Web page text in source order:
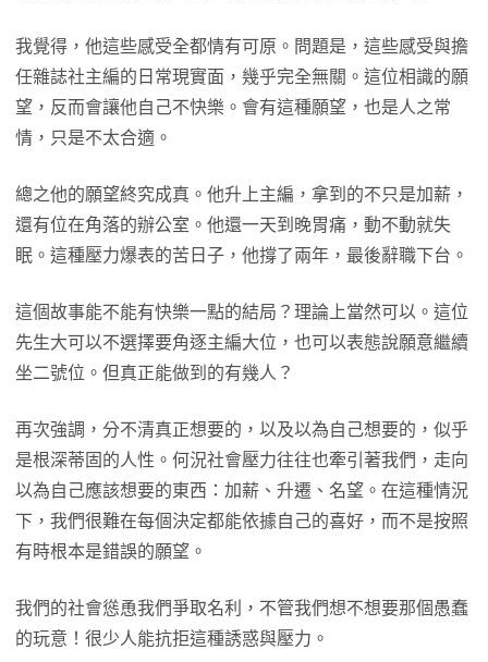
我覺得，他這些感受全都情有可原。問題是，這些感受與擔
任雜誌社主編的日常現實面，幾乎完全無關。這位相識的願
望，反而會讓他自己不快樂。會有這種願望，也是人之常
情，只是不太合適。
總之他的願望終究成真。他升上主編，拿到的不只是加薪，
還有位在角落的辦公室。他還一天到晚胃痛，動不動就失
眠。這種壓力爆表的苦日子，他撐了兩年，最後辭職下台。
這個故事能不能有快樂一點的結局？理論上當然可以。這位
先生大可以不選擇要角逐主編大位，也可以表態說願意繼續
坐二號位。但真正能做到的有幾人？
再次強調，分不清真正想要的，以及以為自己想要的，似乎
是根深蒂固的人性。何況社會壓力往往也牽引著我們，走向
以為自己應該想要的東西：加薪、升遷、名望。在這種情況
下，我們很難在每個決定都能依據自己的喜好，而不是按照
有時根本是錯誤的願望。
我們的社會慫恿我們爭取名利，不管我們想不想要那個愚蠢
的玩意！很少人能抗拒這種誘惑與壓力。